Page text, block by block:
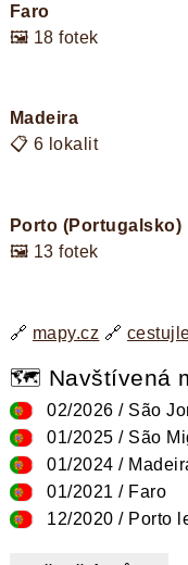
Faro
🖼️ 18 fotek
Madeira
📋 6 lokalit
Porto (Portugalsko)
🖼️ 13 fotek
🔗 mapy.cz 🔗
🗺️ Navštívená
02/2026 / São
01/2025 / São
01/2024 /
01/2021 / Faro
12/2020 / Porto